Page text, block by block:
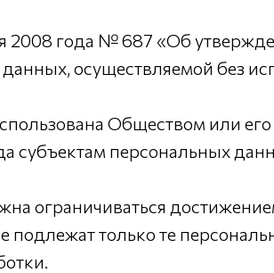
2008 года № 687 «Об
осуществляемой без
Обществом или
субъектам персональных
ограничиваться
только те